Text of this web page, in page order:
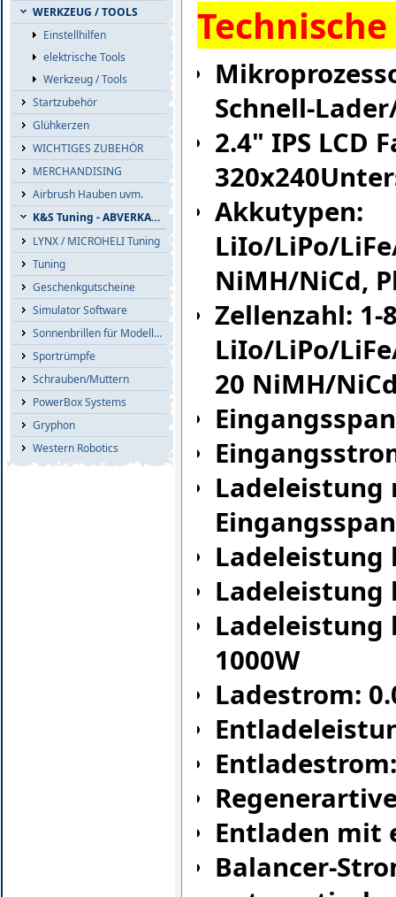
WERKZEUG / TOOLS
Einstellhilfen
elektrische Tools
Werkzeug / Tools
Startzubehör
Glühkerzen
WICHTIGES ZUBEHÖR
MERCHANDISING
Airbrush Hauben uvm.
K&S Tuning - ABVERKAUF
LYNX / MICROHELI Tuning
Tuning
Geschenkgutscheine
Simulator Software
Sonnenbrillen für Modellflieger
Sportrümpfe
Schrauben/Muttern
PowerBox Systems
Gryphon
Western Robotics
Schnell-
2.4" IPS LCD
Akkutypen:
LiIo/LiPo/
NiMH/NiCd,
Zellenzahl: 1-
LiIo/LiPo/
20 NiMH/
Ladeleistung
Ladeleistung
Ladeleistung
Ladeleistung
1000W
Ladestrom:
Entladen mit
Balancer-